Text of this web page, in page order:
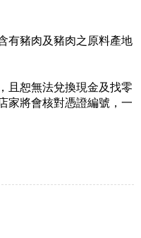
有豬肉及豬肉之原料產地
且恕無法兌換現金及找零
家將會核對憑證編號，一